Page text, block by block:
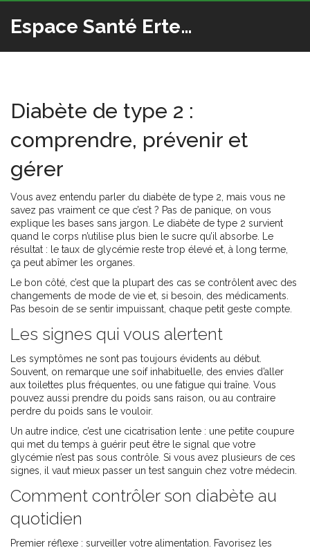
Espace Santé Ertedis
Diabète de type 2 :
comprendre, prévenir et
gérer
Vous avez entendu parler du diabète de type 2, mais vous ne
savez pas vraiment ce que c’est ? Pas de panique, on vous
explique les bases sans jargon. Le diabète de type 2 survient
quand le corps n’utilise plus bien le sucre qu’il absorbe. Le
résultat : le taux de glycémie reste trop élevé et, à long terme,
ça peut abîmer les organes.
Le bon côté, c’est que la plupart des cas se contrôlent avec des
changements de mode de vie et, si besoin, des médicaments.
Pas besoin de se sentir impuissant, chaque petit geste compte.
Les signes qui vous alertent
Les symptômes ne sont pas toujours évidents au début.
Souvent, on remarque une soif inhabituelle, des envies d’aller
aux toilettes plus fréquentes, ou une fatigue qui traîne. Vous
pouvez aussi prendre du poids sans raison, ou au contraire
perdre du poids sans le vouloir.
Un autre indice, c’est une cicatrisation lente : une petite coupure
qui met du temps à guérir peut être le signal que votre
glycémie n’est pas sous contrôle. Si vous avez plusieurs de ces
signes, il vaut mieux passer un test sanguin chez votre médecin.
Comment contrôler son diabète au
quotidien
Premier réflexe : surveiller votre alimentation. Favorisez les